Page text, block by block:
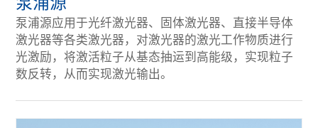
泵浦源应用于光纤激光器、固体激光器、直接半导体
激光器等各类激光器，对激光器的激光工作物质进行
光激励，将激活粒子从基态抽运到高能级，实现粒子
数反转，从而实现激光输出。